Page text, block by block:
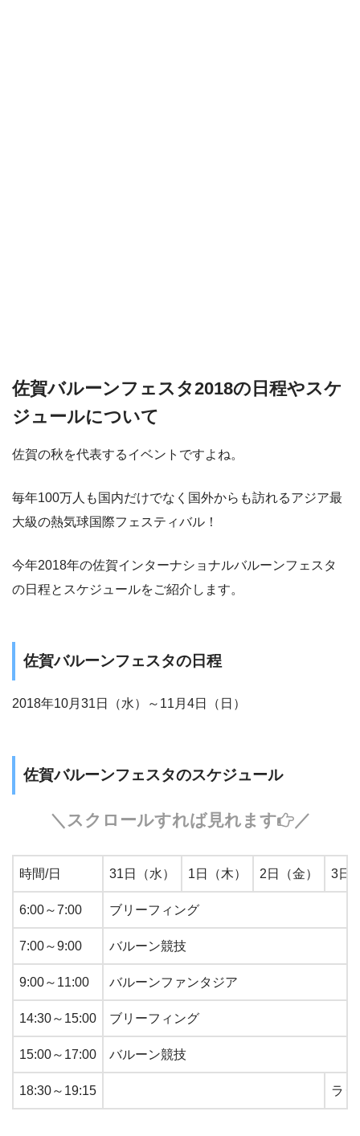
佐賀バルーンフェスタ2018の日程やスケ
ジュールについて
佐賀の秋を代表するイベントですよね。
毎年100万人も国内だけでなく国外からも訪れるアジア最
大級の熱気球国際フェスティバル！
今年2018年の佐賀インターナショナルバルーンフェスタ
の日程とスケジュールをご紹介します。
佐賀バルーンフェスタの日程
2018年10月31日（水）～11月4日（日）
佐賀バルーンフェスタのスケジュール
＼スクロールすれば見れます ／
時間/日 31日（水） 1日（木） 2日（金） 3日
6:00～7:00 ブリーフィング
7:00～9:00 バルーン競技
9:00～11:00 バルーンファンタジア
14:30～15:00 ブリーフィング
15:00～17:00 バルーン競技
18:30～19:15 ラ･